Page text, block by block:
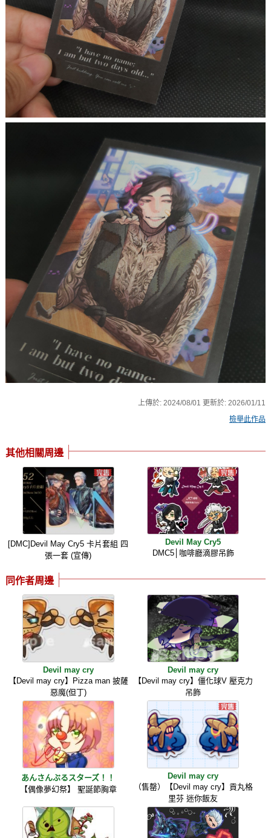
上傳於:2024/08/01 更新於:2026/01/11
檢舉此作品
其他相關周邊
[DMC]Devil May Cry5 卡片套組 四
張一套 (宣傳)
Devil May Cry5
DMC5│咖啡廳滴膠吊飾
同作者周邊
Devil may cry
【Devil may cry】Pizza man 披薩
惡魔(但丁)
Devil may cry
【Devil may cry】僵化球V 壓克力
吊飾
あんさんぶるスターズ！！
【偶像夢幻祭】 聖誕節胸章
Devil may cry
（售罄）【Devil may cry】貢丸格
里芬 迷你飯友